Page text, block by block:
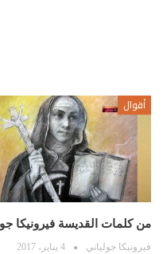
أقوال
من كلمات القديسة فيرونيكا
فيرونيكا جولياني 4 يناير، 2017